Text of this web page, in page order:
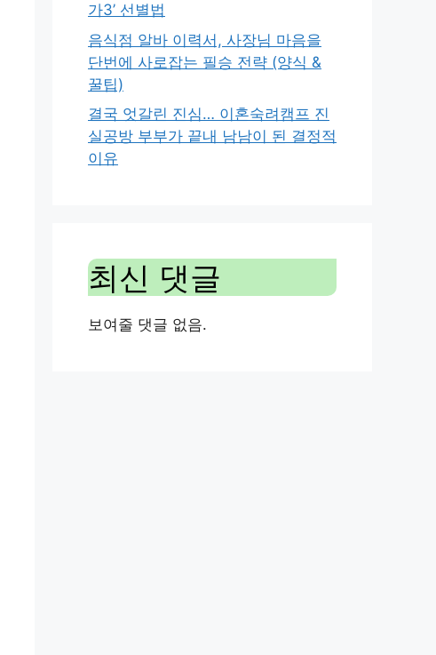
가3’ 선별법
음식점 알바 이력서, 사장님 마음을
단번에 사로잡는 필승 전략 (양식 &
꿀팁)
결국 엇갈린 진심… 이혼숙려캠프 진
실공방 부부가 끝내 남남이 된 결정적
이유
최신 댓글
보여줄 댓글 없음.